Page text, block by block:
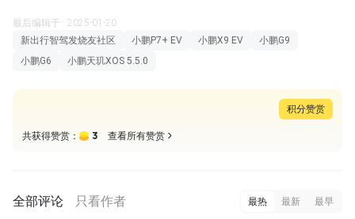
最后编辑于 · 2025-01-20
新出行智驾发烧友社区
小鹏P7+ EV 小鹏X9 EV
小鹏G9
小鹏G6
小鹏天玑XOS 5.5.0
积分赞赏
共获得赞赏： 3 查看所有赞赏
全部评论 只看作者 最热 最新 最早